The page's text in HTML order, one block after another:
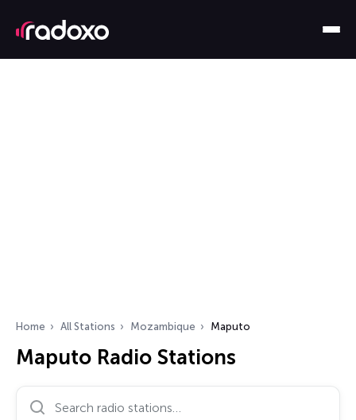
Home All Stations Mozambique Maputo
Maputo Radio Stations
Search radio stations…